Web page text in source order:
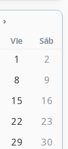
Vie Sáb
1
2
8
9
15
16
22
23
29
30